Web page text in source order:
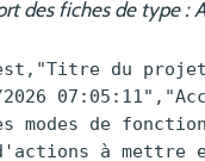
des fiches de type :
l'enfance et de la jeunesse dans le Champsaur Valgaudemar",2006-07-18,https://adrets-asso.fr/files/AccompagnementALaMiseEnReseauDesActeurs_imagebf_image1_CCChampsaurValgoLogo_20250615205246_20250615205246.png,"""Animation de réseau""","Dans le cadre de la mise en oeuvre de la CTG - Convention Territoriale